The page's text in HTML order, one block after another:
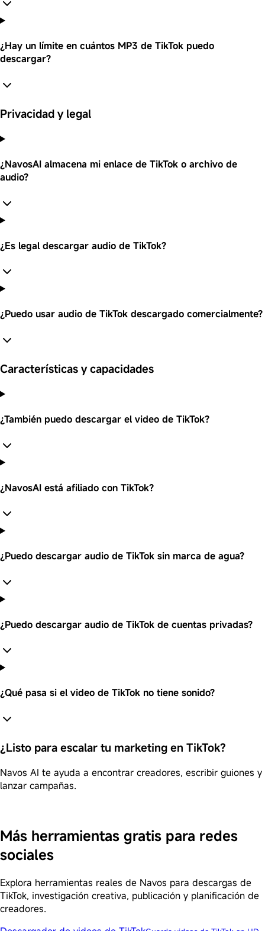
¿Hay un límite en cuántos MP3 de TikTok puedo
descargar?
Privacidad y legal
¿NavosAI almacena mi enlace de TikTok o archivo de
audio?
¿Es legal descargar audio de TikTok?
¿Puedo usar audio de TikTok descargado comercialmente?
Características y capacidades
¿También puedo descargar el video de TikTok?
¿NavosAI está afiliado con TikTok?
¿Puedo descargar audio de TikTok sin marca de agua?
¿Puedo descargar audio de TikTok de cuentas privadas?
¿Qué pasa si el video de TikTok no tiene sonido?
¿Listo para escalar tu marketing en TikTok?
Navos AI te ayuda a encontrar creadores, escribir guiones y
lanzar campañas.
Más herramientas gratis para redes
sociales
Explora herramientas reales de Navos para descargas de
TikTok, investigación creativa, publicación y planificación de
creadores.